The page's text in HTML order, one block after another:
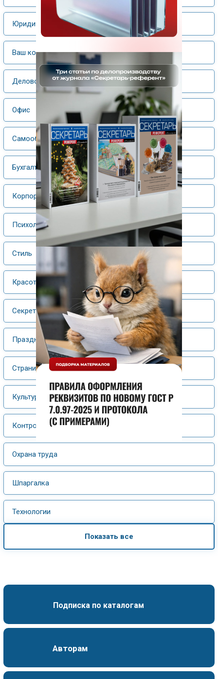
Юридический практикум
Ваш компьютер
Деловой этикет
Офис
Самообразование
Бухгалтерский учет
Корпоративная культура
Психологический практикум
Стиль
Красота и здоровье
Секретарь плюс
Праздник
Страницы истории
Культура и искусство
Контрольная работа
Охрана труда
Шпаргалка
Технологии
Показать все
Подписка по каталогам
Авторам